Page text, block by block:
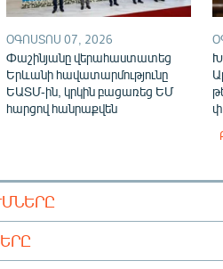
ՕԳՈՍՏՈՍ 07, 2026
Փաշինյանը վերահաստատեց
Երևանի հավատարմությունը
ԵԱՏՄ-ին, կրկին բացառեց ԵՄ
հարցով հանրաքվեն